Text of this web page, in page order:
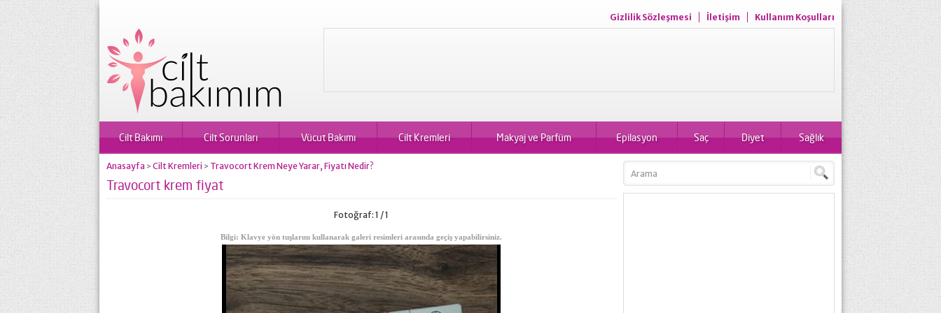
Gizlilik Sözleşmesi İletişim Kullanım Koşulları
Cilt Bakımı Cilt Sorunları Vücut Bakımı Cilt Kremleri Makyaj ve Parfüm Epilasyon Saç Diyet Sağlık
Anasayfa > Cilt Kremleri > Travocort Krem Neye Yarar, Fiyatı Nedir?
Travocort krem fiyat
Fotoğraf: 1 / 1
Bilgi: Klavye yön tuşlarını kullanarak galeri resimleri arasında geçiş yapabilirsiniz.